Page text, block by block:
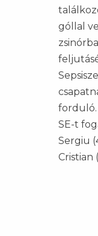
góllal
forduló.
SE-t
Sergiu
Cristian